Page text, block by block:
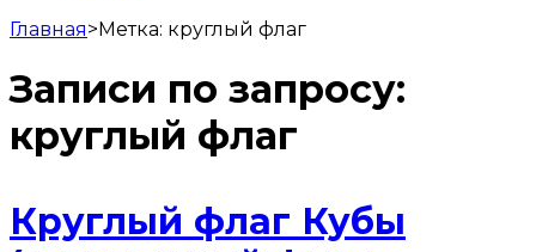
Главная>Метка: круглый флаг
Записи по запросу:
круглый флаг
Круглый флаг Кубы